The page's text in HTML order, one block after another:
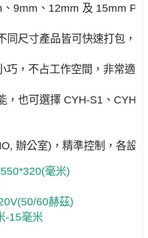
9mm、12mm 及 15mm
同尺寸產品皆可快速打包，
巧，不占工作空間，非常適
，也可選擇 CYH-S1、CYH-
辦公室)，精準控制，各設
毫米)
60赫茲)
-15毫米